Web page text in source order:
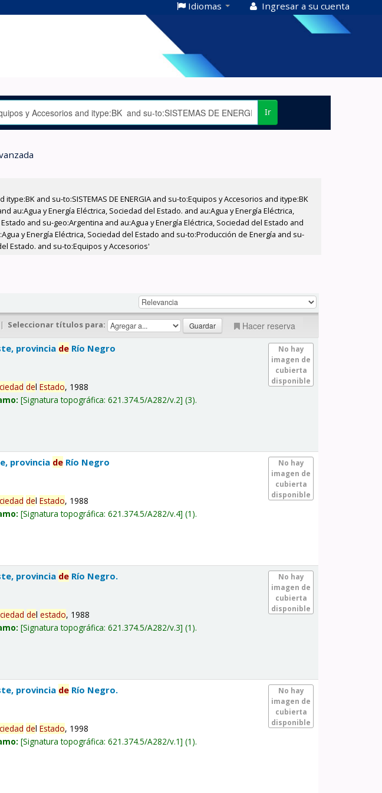
Idiomas Ingresar a su cuenta
Ir
and su-to:SISTEMAS DE ENERGIA and su-to:Equipos y Accesorios and itype:BK
y Energía Eléctrica, Sociedad del Estado. and au:Agua y Energía Eléctrica,
and su-geo:Argentina and au:Agua y Energía Eléctrica, Sociedad del Estado and
y Energía Eléctrica, Sociedad del Estado and su-to:Producción de Energía and su-
Estado. and su-to:Equipos y Accesorios'
| Seleccionar títulos para: Hacer reserva
No hay
imagen de
cubierta
disponible
provincia de Río Negro
delEstado, 1988
Signatura topográfica:621.374.5/A282/v.2 (3).
No hay
imagen de
cubierta
disponible
provincia de Río Negro
delEstado, 1988
Signatura topográfica:621.374.5/A282/v.4 (1).
No hay
imagen de
cubierta
disponible
provincia de Río Negro.
delestado, 1988
Signatura topográfica:621.374.5/A282/v.3 (1).
No hay
imagen de
cubierta
disponible
provincia de Río Negro.
delEstado, 1998
Signatura topográfica:621.374.5/A282/v.1 (1).